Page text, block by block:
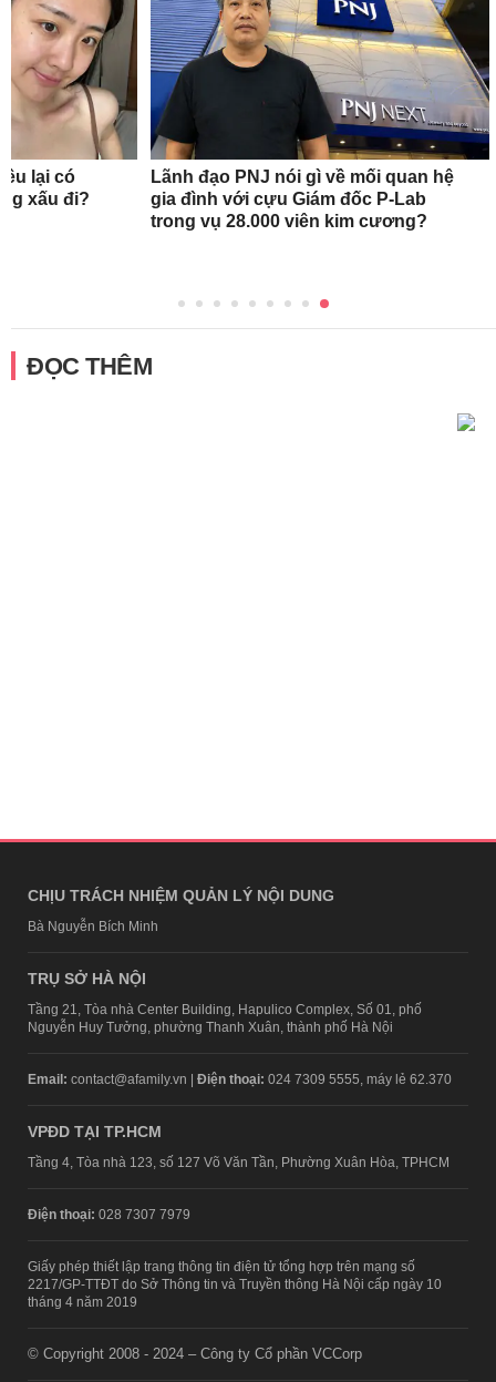
lại có
xấu đi?
Lãnh đạo PNJ nói gì về mối quan hệ
gia đình với cựu Giám đốc P-Lab
trong vụ 28.000 viên kim cương?
ĐỌC THÊM
CHỊU TRÁCH NHIỆM QUẢN LÝ NỘI DUNG
Bà Nguyễn Bích Minh
TRỤ SỞ HÀ NỘI
Tầng 21, Tòa nhà Center Building, Hapulico Complex, Số 01, phố
Nguyễn Huy Tưởng, phường Thanh Xuân, thành phố Hà Nội
Email: contact@afamily.vn | Điện thoại: 024 7309 5555, máy lẻ 62.370
VPĐD TẠI TP.HCM
Tầng 4, Tòa nhà 123, số 127 Võ Văn Tần, Phường Xuân Hòa, TPHCM
Điện thoại: 028 7307 7979
Giấy phép thiết lập trang thông tin điện tử tổng hợp trên mạng số
2217/GP-TTĐT do Sở Thông tin và Truyền thông Hà Nội cấp ngày 10
tháng 4 năm 2019
© Copyright 2008 - 2024 – Công ty Cổ phần VCCorp